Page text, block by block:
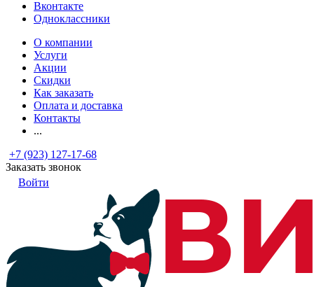
Вконтакте
Одноклассники
О компании
Услуги
Акции
Скидки
Как заказать
Оплата и доставка
Контакты
...
+7 (923) 127-17-68
Заказать звонок
Войти